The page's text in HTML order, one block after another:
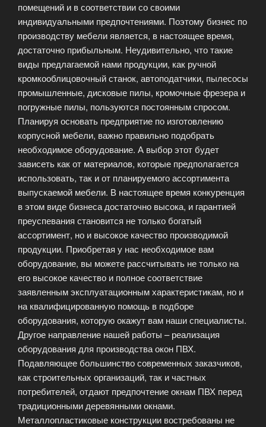
помещений и в соответствии со своими
индивидуальными предпочтениями. Поэтому бизнес по
производству мебели является, в настоящее время,
достаточно прибыльным. Неудивительно, что такие
виды предлагаемой нами продукции, как ручной
кромкооблицовочный станок, автоподатчики, пылесосы
промышленные, дисковые пилы, кромочные фрезера и
погружные пилы, пользуются постоянным спросом.
Планируя основать предприятие по изготовлению
корпусной мебели, важно правильно подобрать
необходимое оборудование. А выбор этот будет
зависеть как от материалов, которые предполагается
использовать, так и от планируемого ассортимента
выпускаемой мебели. В настоящее время конкуренция
в этом виде бизнеса достаточно высока, и гарантией
преуспевания становится не только богатый
ассортимент, но и высокое качество производимой
продукции. Приобретая у нас необходимое вам
оборудование, вы можете рассчитывать не только на
его высокое качество и полное соответствие
заявленным эксплуатационным характеристикам, но и
на квалифицированную помощь в подборе
оборудования, которую окажут вам наши специалисты.
Другое направление нашей работы – реализация
оборудования для производства окон ПВХ.
Подавляющее большинство современных заказчиков,
как строительных организаций, так и частных
потребителей, отдают предпочтение окнам ПВХ перед
традиционными деревянными окнами.
Металлопластиковые конструкции востребованы не